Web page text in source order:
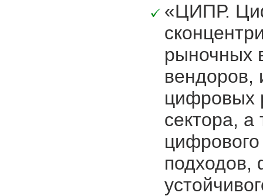
«ЦИПР.
рыночных
вендоров,
цифровых
сектора, а